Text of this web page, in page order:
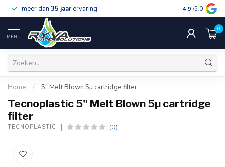
meer dan 35 jaarervaring gratis
4.9 /5.0
MENU
0
Home / 5" Melt Blown 5µ cartridge filter
Tecnoplastic 5" Melt Blown 5µ cartridge
filter
TECNOPLASTIC (0)